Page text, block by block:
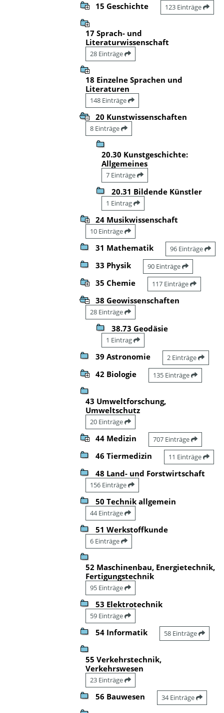
15 Geschichte 123 Einträge
17 Sprach- und
Literaturwissenschaft
28 Einträge
18 Einzelne Sprachen und
Literaturen
148 Einträge
20 Kunstwissenschaften
8 Einträge
20.30 Kunstgeschichte:
Allgemeines
7 Einträge
20.31 Bildende Künstler
1 Eintrag
24 Musikwissenschaft
10 Einträge
31 Mathematik 96 Einträge
33 Physik 90 Einträge
35 Chemie 117 Einträge
38 Geowissenschaften
28 Einträge
38.73 Geodäsie
1 Eintrag
39 Astronomie 2 Einträge
42 Biologie 135 Einträge
43 Umweltforschung,
Umweltschutz
20 Einträge
44 Medizin 707 Einträge
46 Tiermedizin 11 Einträge
48 Land- und Forstwirtschaft
156 Einträge
50 Technik allgemein
44 Einträge
51 Werkstoffkunde
6 Einträge
52 Maschinenbau, Energietechnik,
Fertigungstechnik
95 Einträge
53 Elektrotechnik
59 Einträge
54 Informatik 58 Einträge
55 Verkehrstechnik,
Verkehrswesen
23 Einträge
56 Bauwesen 34 Einträge